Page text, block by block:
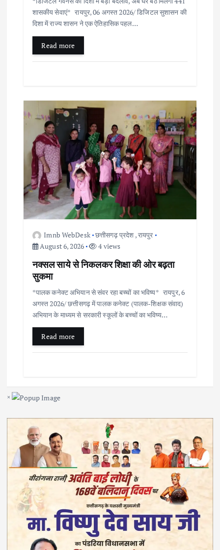
शासकीय सेवाएं* रायपुर, 06 अगस्त 2026/ डिजिटल सुशासन की
दिशा में राज्य शासन ने एक ऐतिहासिक पहल…
Read more
Imnb WebDesk छत्तीसगढ़ प्रदेश ,रायपुर
August 6, 2026
4 views
नक्सल साये से निकलकर शिक्षा की ओर बढ़ता
सुकमा
*पालक कनेक्ट अभियान से संवर रहा बच्चों का भविष्य* रायपुर, 6
अगस्त 2026/ छत्तीसगढ़ में पालक कनेक्ट (पालक-शिक्षक संवाद)
अभियान के माध्यम से सरकारी स्कूलों के बच्चों का भविष्य…
Read more
×